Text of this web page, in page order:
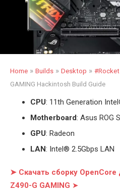
Home » Builds » Desktop »
GAMING Hackintosh Build Guide
CPU: 11th Generation Intel
Motherboard: Asus ROG
GPU: Radeon
LAN: Intel® 2.5Gbps LAN
➤ Скачать сборку OpenCore
Z490-G GAMING ➤